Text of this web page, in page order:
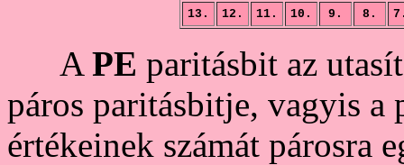
13.
12. 11. 10. 9. 8.
A PE paritásbit az
páros paritásbitje, vagyis a
értékeinek számát párosra